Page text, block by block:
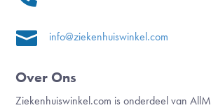
 info@ziekenhuiswinkel.com
Over Ons
Ziekenhuiswinkel.com is onderdeel van